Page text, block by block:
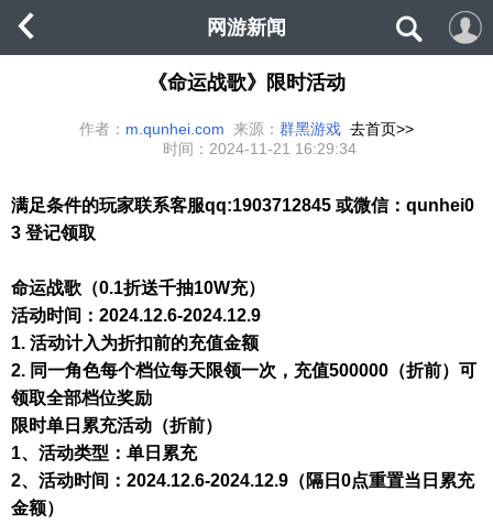
网游新闻
《命运战歌》限时活动
作者： m.qunhei.com 来源： 群黑游戏 去首页>>
时间： 2024-11-21 16:29:34
满足条件的玩家联系客服qq:1903712845 或微信：qunhei0
3 登记领取
命运战歌（0.1折送千抽10W充）
活动时间： 2024.12.6-2024.12.9
1. 活动计入为折扣前的充值金额
2. 同一角色每个档位每天限领一次，充值500000（折前）可
领取全部档位奖励
限时单日累充活动（折前）
1、活动类型：单日累充
2、活动时间：2024.12.6-2024.12.9 （隔日 0点重置当日累充
金额）